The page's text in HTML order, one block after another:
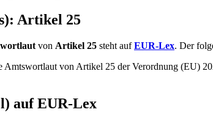
Artikel 25
von Artikel 25 steht aufEUR-Lex. Der
Amtswortlaut von Artikel 25 der Verordnung
auf EUR-Lex